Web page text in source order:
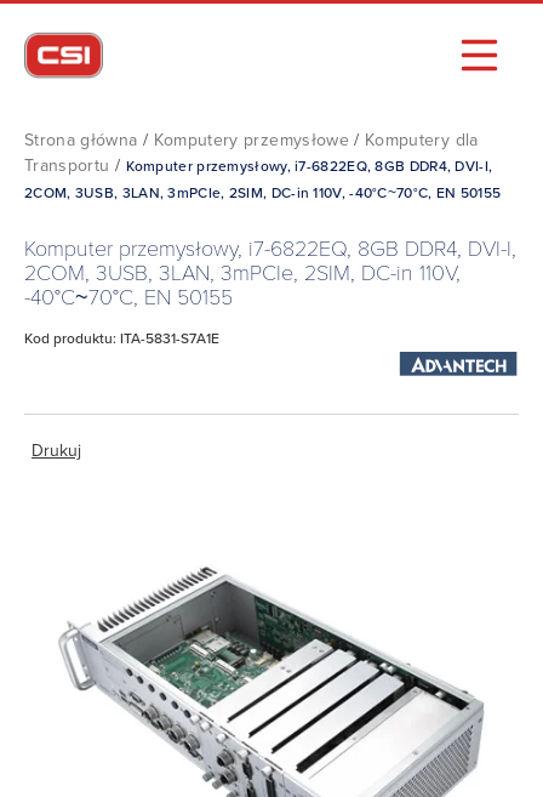
Strona główna / Komputery przemysłowe / Komputery dla
Transportu / Komputer przemysłowy, i7-6822EQ, 8GB DDR4, DVI-I,
2COM, 3USB, 3LAN, 3mPCIe, 2SIM, DC-in 110V, -40°C~70°C, EN 50155
Komputer przemysłowy, i7-6822EQ, 8GB DDR4, DVI-I,
2COM, 3USB, 3LAN, 3mPCIe, 2SIM, DC-in 110V,
-40°C~70°C, EN 50155
Kod produktu: ITA-5831-S7A1E
Drukuj